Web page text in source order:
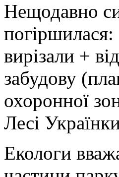
Нещодавно
вирізали +
забудову
охоронної
Лесі
Екологи